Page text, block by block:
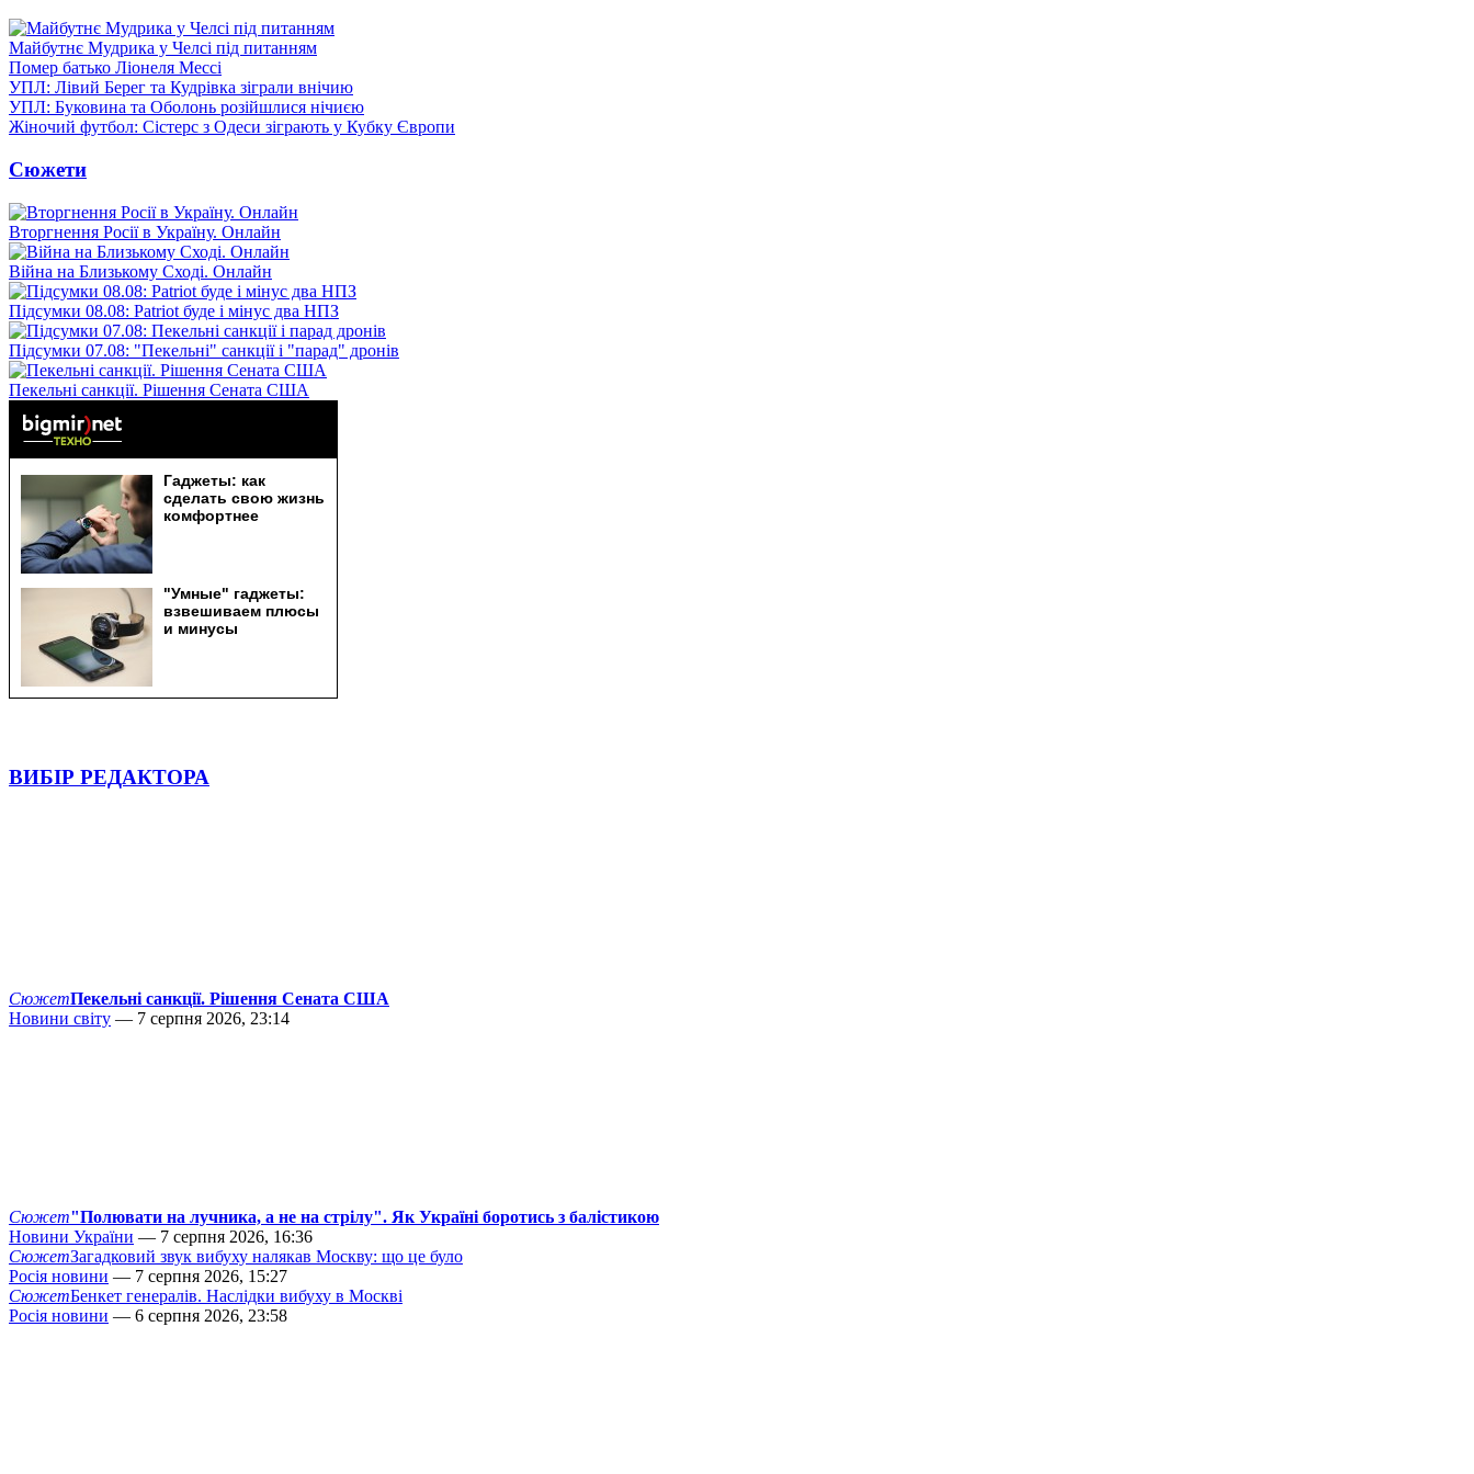
Майбутнє Мудрика у Челсі під питанням
Помер батько Ліонеля Мессі
УПЛ: Лівий Берег та Кудрівка зіграли внічию
УПЛ: Буковина та Оболонь розійшлися нічиєю
Жіночий футбол: Сістерс з Одеси зіграють у Кубку Європи
Сюжети
Вторгнення Росії в Україну. Онлайн
Війна на Близькому Сході. Онлайн
Підсумки 08.08: Patriot буде і мінус два НПЗ
Підсумки 07.08: "Пекельні" санкції і "парад" дронів
Пекельні санкції. Рішення Сената США
ВИБІР РЕДАКТОРА
СюжетПекельні санкції. Рішення Сената США
Новини світу — 7 серпня 2026, 23:14
Сюжет"Полювати на лучника, а не на стрілу". Як Україні боротись з балістикою
Новини України — 7 серпня 2026, 16:36
СюжетЗагадковий звук вибуху налякав Москву: що це було
Росія новини — 7 серпня 2026, 15:27
СюжетБенкет генералів. Наслідки вибуху в Москві
Росія новини — 6 серпня 2026, 23:58